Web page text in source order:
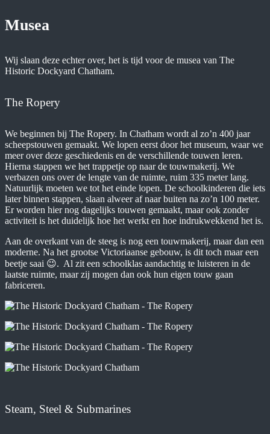
Musea
Wij slaan deze echter over, het is tijd voor de musea van The
Historic Dockyard Chatham.
The Ropery
We beginnen bij The Ropery. In Chatham wordt al zo’n 400 jaar
scheepstouwen gemaakt. We lopen eerst door het museum, waar we
meer over deze geschiedenis en de verschillende touwen leren.
Hierna stappen we het trappetje op naar de touwmakerij. We
verbazen ons over de lengte van de ruimte, ruim 335 meter lang.
Natuurlijk moeten we tot het einde lopen. De schoolkinderen die iets
later binnen stappen, slaan alweer af naar buiten na zo’n 100 meter.
Er worden hier nog dagelijks touwen gemaakt, maar ook zonder
activiteit is het duidelijk hoe het werkt en hoe indrukwekkend het is.
Aan de overkant van de steeg is nog een touwmakerij, maar dan een
moderne. Na het grootse Victoriaanse gebouw, is dit toch maar een
beetje saai 😉. Al zit een schoolklas aandachtig te luisteren in de
laatste ruimte, maar zij mogen dan ook hun eigen touw gaan
fabriceren.
Steam, Steel & Submarines